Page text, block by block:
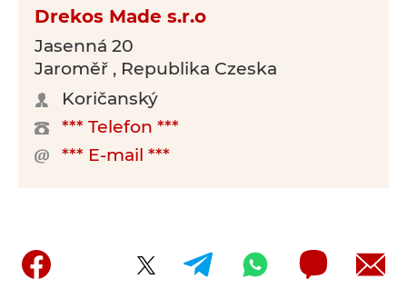
Drekos Made s.r.o
Jasenná 20
Jaroměř , Republika Czeska
Koričanský
*** Telefon ***
*** E-mail ***